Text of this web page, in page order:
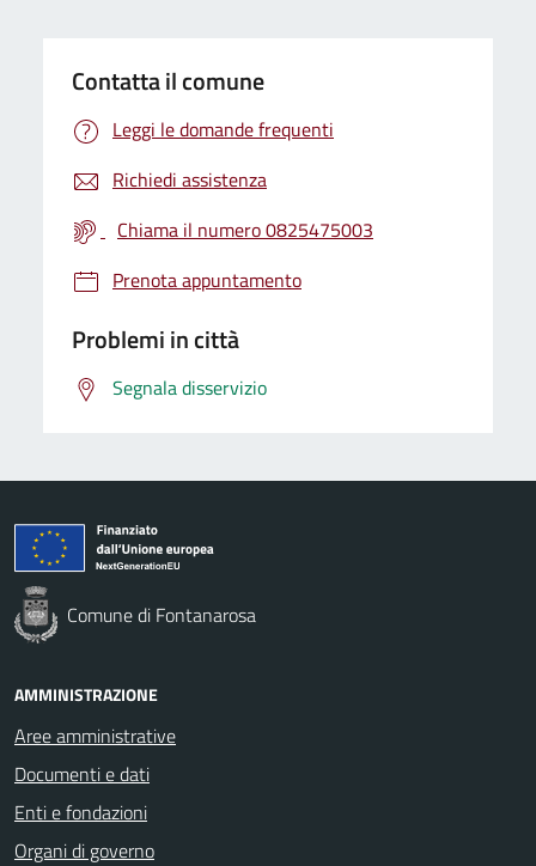
Contatta il comune
Leggi le domande frequenti
Richiedi assistenza
Chiama il numero 0825475003
Prenota appuntamento
Problemi in città
Segnala disservizio
Comune di Fontanarosa
AMMINISTRAZIONE
Aree amministrative
Documenti e dati
Enti e fondazioni
Organi di governo